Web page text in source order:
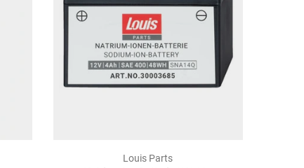
Louis Parts